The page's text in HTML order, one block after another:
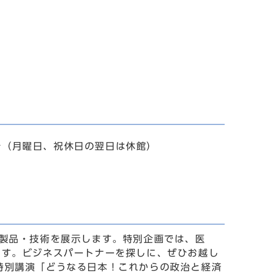
曜日、祝休日の翌日は休館）
品・技術を展示します。特別企画では、医
。ビジネスパートナーを探しに、ぜひお越し
講演「どうなる日本！これからの政治と経済